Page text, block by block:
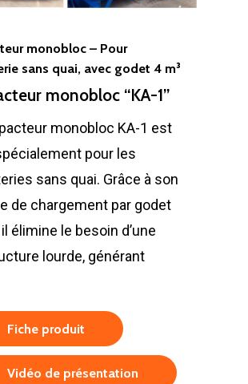
monobloc – Pour
sans quai, avec godet 4 m³
monobloc “KA-1”
monobloc KA-1 est
pour les
sans quai. Grâce à son
de chargement par godet
élimine le besoin d’une
lourde, générant
Fiche produit
Vidéo de présentation